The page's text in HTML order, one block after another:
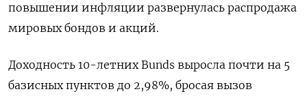
повышении инфляции развернулась ⁠распродажа
мировых ‌бондов и акций.
Доходность ‌10-летних Bunds выросла почти на ​5
базисных пунктов до 2,98%, ‌бросая вызов